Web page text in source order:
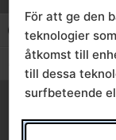
Slå på/av hög
Slå på/av
kap
För att ge den
teknologier
åtkomst till
till dessa
surfbeteende